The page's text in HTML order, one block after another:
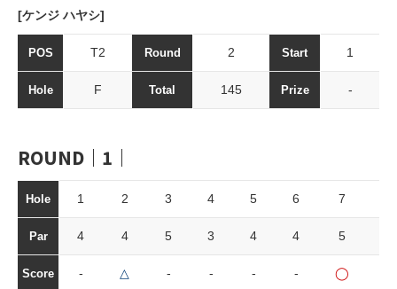
[ケンジ ハヤシ]
POS T2 Round 2 Start 1
Hole F Total 145 Prize -
ROUND｜1｜
Hole 1 2 3 4 5 6 7
Par 4 4 5 3 4 4 5
Score - △ - - - - ◯